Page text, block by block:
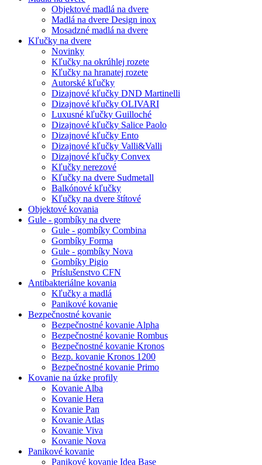
Objektové madlá na dvere
Madlá na dvere Design inox
Mosadzné madlá na dvere
Kľučky na dvere
Novinky
Kľučky na okrúhlej rozete
Kľučky na hranatej rozete
Autorské kľučky
Dizajnové kľučky DND Martinelli
Dizajnové kľučky OLIVARI
Luxusné kľučky Guilloché
Dizajnové kľučky Salice Paolo
Dizajnové kľučky Ento
Dizajnové kľučky Valli&Valli
Dizajnové kľučky Convex
Kľučky nerezové
Kľučky na dvere Sudmetall
Balkónové kľučky
Kľučky na dvere štítové
Objektové kovania
Gule - gombíky na dvere
Gule - gombíky Combina
Gombíky Forma
Gule - gombíky Nova
Gombíky Pigio
Príslušenstvo CFN
Antibakteriálne kovania
Kľučky a madlá
Panikové kovanie
Bezpečnostné kovanie
Bezpečnostné kovanie Alpha
Bezpečnostné kovanie Rombus
Bezpečnostné kovanie Kronos
Bezp. kovanie Kronos 1200
Bezpečnostné kovanie Primo
Kovanie na úzke profily
Kovanie Alba
Kovanie Hera
Kovanie Pan
Kovanie Atlas
Kovanie Viva
Kovanie Nova
Panikové kovanie
Panikové kovanie Idea Base